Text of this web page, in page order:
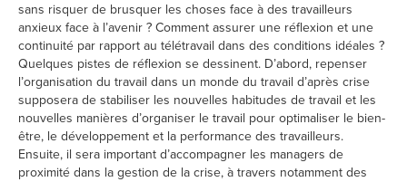
sans risquer de brusquer les choses face à des travailleurs
anxieux face à l’avenir ? Comment assurer une réflexion et une
continuité par rapport au télétravail dans des conditions idéales ?
Quelques pistes de réflexion se dessinent. D’abord, repenser
l’organisation du travail dans un monde du travail d’après crise
supposera de stabiliser les nouvelles habitudes de travail et les
nouvelles manières d’organiser le travail pour optimaliser le bien-
être, le développement et la performance des travailleurs.
Ensuite, il sera important d’accompagner les managers de
proximité dans la gestion de la crise, à travers notamment des